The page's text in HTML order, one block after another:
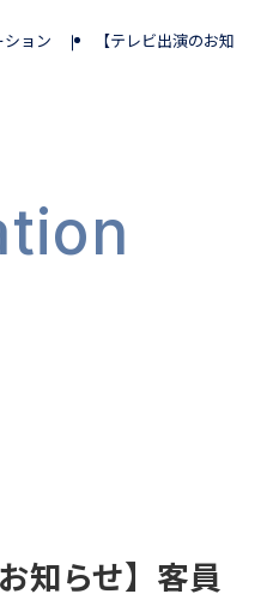
ョン 【テレビ出演のお知ら
知らせ】客員